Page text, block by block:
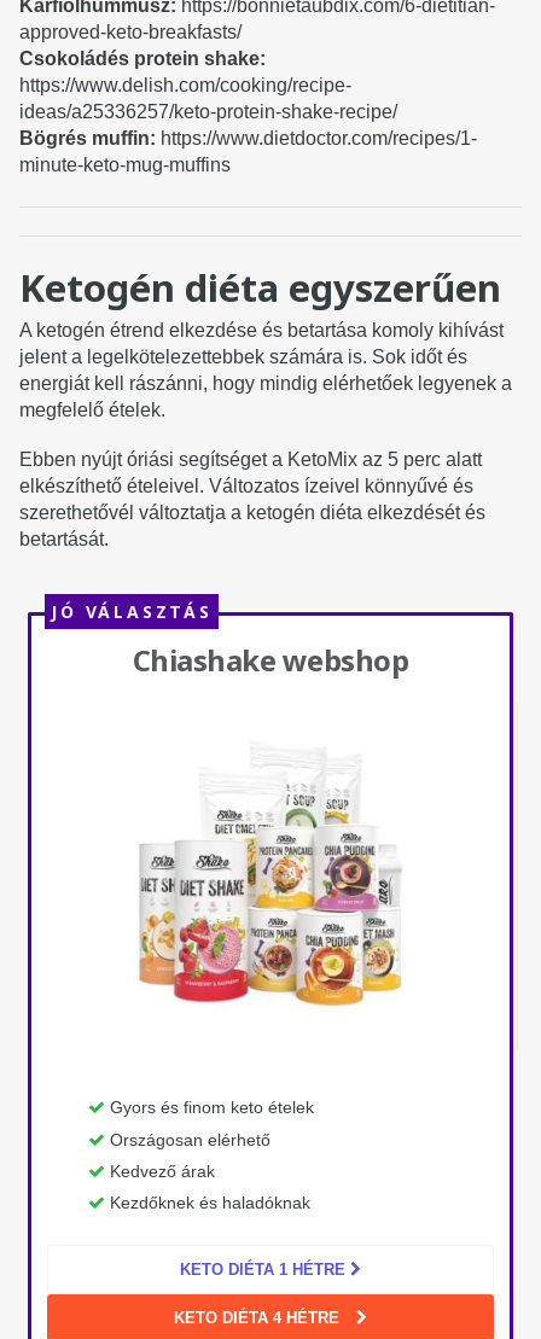
Karfiolhummusz: https://bonnietaubdix.com/6-dietitian-
approved-keto-breakfasts/
Csokoládés protein shake:
https://www.delish.com/cooking/recipe-
ideas/a25336257/keto-protein-shake-recipe/
Bögrés muffin: https://www.dietdoctor.com/recipes/1-
minute-keto-mug-muffins
Ketogén diéta egyszerűen
A ketogén étrend elkezdése és betartása komoly kihívást
jelent a legelkötelezettebbek számára is. Sok időt és
energiát kell rászánni, hogy mindig elérhetőek legyenek a
megfelelő ételek.
Ebben nyújt óriási segítséget a KetoMix az 5 perc alatt
elkészíthető ételeivel. Változatos ízeivel könnyűvé és
szerethetővél változtatja a ketogén diéta elkezdését és
betartását.
JÓ VÁLASZTÁS
Chiashake webshop
Gyors és finom keto ételek
Országosan elérhető
Kedvező árak
Kezdőknek és haladóknak
KETO DIÉTA 1 HÉTRE
KETO DIÉTA 4 HÉTRE